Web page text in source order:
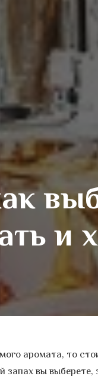
и
аромата, то
запах вы